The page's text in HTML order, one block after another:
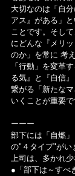
大切なのは「自
アス』がある」
ことです。そし
にどんな『メリ
のか」を常に 考
「行動」を変革
る気』と『自信
繋がる「新たな
いくことが重要で
ーーー
部下には「自燃」
の"４タイプ"がい
上司は、多かれ
●「部下は～すべ